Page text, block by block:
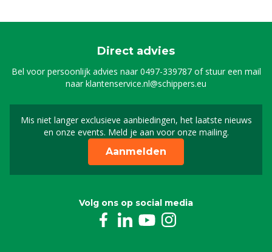
Direct advies
Bel voor persoonlijk advies naar0497-339787of stuur een mail
naarklantenservice.nl@schippers.eu
Mis niet langer exclusieve aanbiedingen, het laatste nieuws
en onze events. Meld je aan voor onze mailing.
Schrijf je in voor onze
Aanmelden
Volg ons op social media